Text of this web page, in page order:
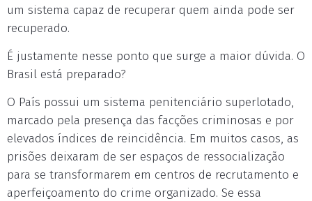
um sistema capaz de recuperar quem ainda pode ser
recuperado.
É justamente nesse ponto que surge a maior dúvida. O
Brasil está preparado?
O País possui um sistema penitenciário superlotado,
marcado pela presença das facções criminosas e por
elevados índices de reincidência. Em muitos casos, as
prisões deixaram de ser espaços de ressocialização
para se transformarem em centros de recrutamento e
aperfeiçoamento do crime organizado. Se essa